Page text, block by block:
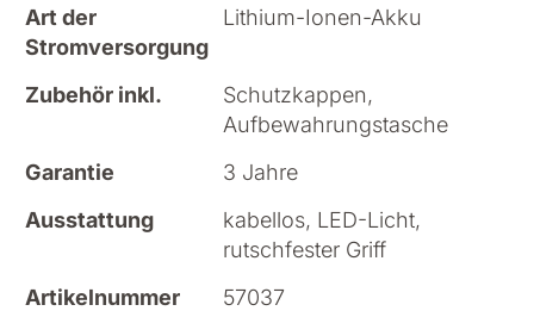
Art der
Stromversorgung
Lithium-Ionen-Akku
Zubehör inkl.
Schutzkappen,
Aufbewahrungstasche
Garantie
3 Jahre
Ausstattung
kabellos, LED-Licht,
rutschfester Griff
Artikelnummer
57037